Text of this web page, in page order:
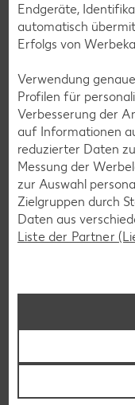
Wie Kiwis kannst du
löffeln – theoretisch
pur, den meisten ist
knackigen Kerne für
sich aber auch als
dem Joghurt prima.
schneide die
Messer auf und löffle
Maracujas in
Als säuerliches
schmeckt Maracuja
von Kuchen und
Dessert. Willst du
sich das
Maracuja in
Endgeräte,
automatisch
Erfolgs von
Verwendung
Profilen für
Verbesserung der
auf Informationen
reduzierter Daten
Messung der
zur Auswahl
Zielgruppen durch
Daten aus
Liste der Partner